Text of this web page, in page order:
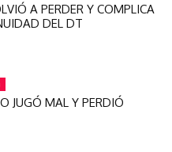
A PERDER Y COMPLICA
DEL DT
JUGÓ MAL Y PERDIÓ